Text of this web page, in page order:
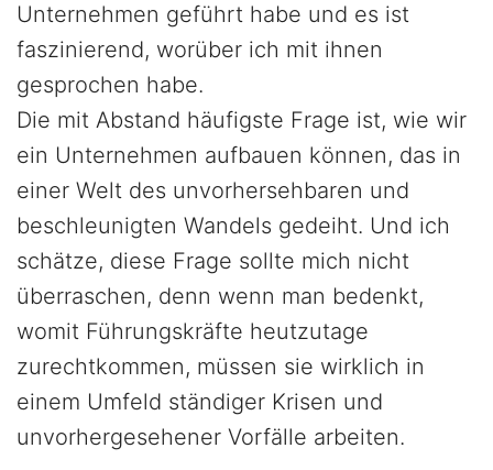
Unternehmen geführt habe und es ist
faszinierend, worüber ich mit ihnen
gesprochen habe.
Die mit Abstand häufigste Frage ist, wie wir
ein Unternehmen aufbauen können, das in
einer Welt des unvorhersehbaren und
beschleunigten Wandels gedeiht. Und ich
schätze, diese Frage sollte mich nicht
überraschen, denn wenn man bedenkt,
womit Führungskräfte heutzutage
zurechtkommen, müssen sie wirklich in
einem Umfeld ständiger Krisen und
unvorhergesehener Vorfälle arbeiten.